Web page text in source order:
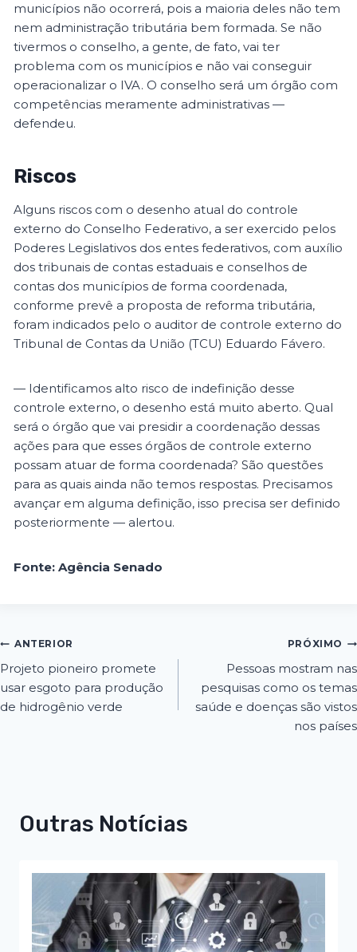
municípios não ocorrerá, pois a maioria deles não tem
nem administração tributária bem formada. Se não
tivermos o conselho, a gente, de fato, vai ter
problema com os municípios e não vai conseguir
operacionalizar o IVA. O conselho será um órgão com
competências meramente administrativas —
defendeu.
Riscos
Alguns riscos com o desenho atual do controle
externo do Conselho Federativo, a ser exercido pelos
Poderes Legislativos dos entes federativos, com auxílio
dos tribunais de contas estaduais e conselhos de
contas dos municípios de forma coordenada,
conforme prevê a proposta de reforma tributária,
foram indicados pelo o auditor de controle externo do
Tribunal de Contas da União (TCU) Eduardo Fávero.
— Identificamos alto risco de indefinição desse
controle externo, o desenho está muito aberto. Qual
será o órgão que vai presidir a coordenação dessas
ações para que esses órgãos de controle externo
possam atuar de forma coordenada? São questões
para as quais ainda não temos respostas. Precisamos
avançar em alguma definição, isso precisa ser definido
posteriormente — alertou.
Fonte: Agência Senado
ANTERIOR
Projeto pioneiro promete
usar esgoto para produção
de hidrogênio verde
PRÓXIMO
Pessoas mostram nas
pesquisas como os temas
saúde e doenças são vistos
nos países
Outras Notícias